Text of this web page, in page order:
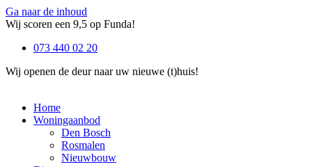
Ga naar de inhoud
Wij scoren een 9,5 op Funda!
073 440 02 20
Wij openen de deur naar uw nieuwe (t)huis!
Home
Woningaanbod
Den Bosch
Rosmalen
Nieuwbouw